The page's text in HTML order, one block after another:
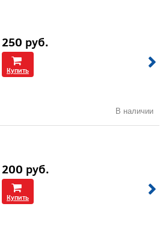
250 руб.
Купить
В наличии
200 руб.
Купить